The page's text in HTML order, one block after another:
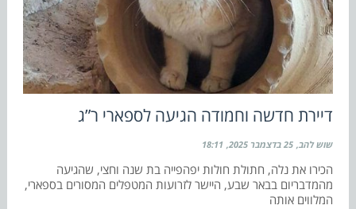
דיירת חדשה וחמודה הגיעה לספארי ר”ג
שוש להב 25 בדצמבר 2025 18:11
הכירו את נלה, חתולת חולות יפהפייה בת שנה וחצי, שהגיעה
מהמדבריום בבאר שבע, היישר לזרועות המטפלים המסורים בספארי,
המלווים אותה